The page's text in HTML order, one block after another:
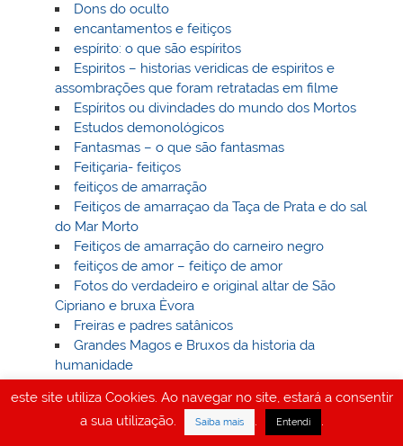
Dons do oculto
encantamentos e feitiços
espírito: o que são espíritos
Espiritos – historias veridicas de espiritos e
assombrações que foram retratadas em filme
Espíritos ou divindades do mundo dos Mortos
Estudos demonológicos
Fantasmas – o que são fantasmas
Feitiçaria- feitiços
feitiços de amarração
Feitiços de amarraçao da Taça de Prata e do sal
do Mar Morto
Feitiços de amarração do carneiro negro
feitiços de amor – feitiço de amor
Fotos do verdadeiro e original altar de São
Cipriano e bruxa Èvora
Freiras e padres satânicos
Grandes Magos e Bruxos da historia da
humanidade
Grimorio do Papa Honório
Historia na magia negra, necromancia, bruxaria
instrumentos magicos
este site utiliza Cookies. Ao navegar no site, estará a consentir
a sua utilização.
Saiba mais . Entendi .